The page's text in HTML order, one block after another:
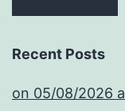
Recent Posts
​on 05/08/2026